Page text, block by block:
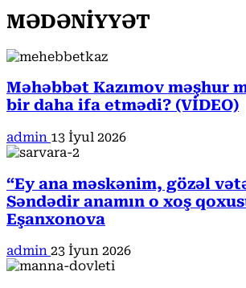
MƏDƏNİYYƏT
Məhəbbət Kazımov məşhur
bir daha ifa etmədi? (VİDEO)
admin 13 İyul 2026
“Ey ana məskənim, gözəl
Səndədir anamın o xoş
Eşanxonova
admin 23 İyun 2026